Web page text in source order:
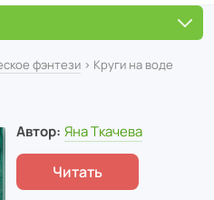
фэнтези › Круги на воде
Автор: Яна Ткачева
Читать